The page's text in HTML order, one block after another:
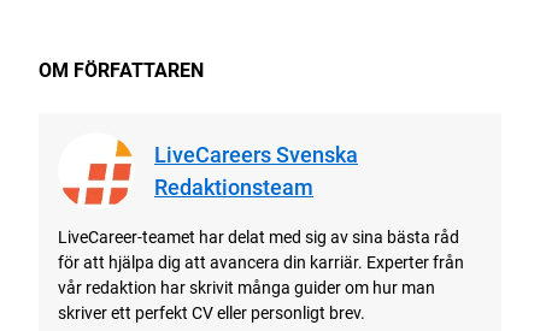
OM FÖRFATTAREN
LiveCareers Svenska
Redaktionsteam
LiveCareer-teamet har delat med sig av sina bästa råd
för att hjälpa dig att avancera din karriär. Experter från
vår redaktion har skrivit många guider om hur man
skriver ett perfekt CV eller personligt brev.